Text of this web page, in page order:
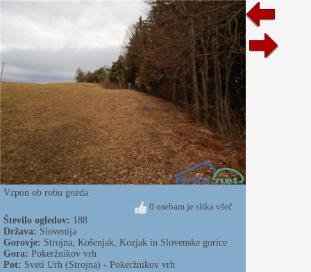
Vzpon ob robu gozda.
0 osebam je slika všeč
Število ogledov: 188
Država: Slovenija
Gorovje: Strojna, Košenjak, Kozjak in Slovenske gorice
Gora: Pokeržnikov vrh
Pot: Sveti Urh (Strojna) - Pokeržnikov vrh